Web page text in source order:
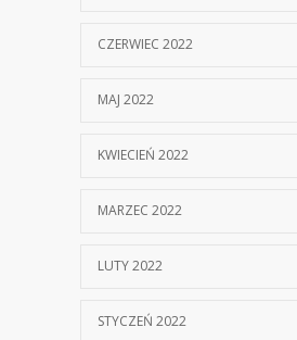
CZERWIEC 2022
MAJ 2022
KWIECIEŃ 2022
MARZEC 2022
LUTY 2022
STYCZEŃ 2022